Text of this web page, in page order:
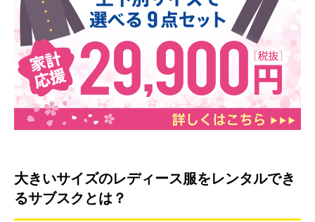
大きいサイズのレディース服をレンタルでき
るサブスクとは？